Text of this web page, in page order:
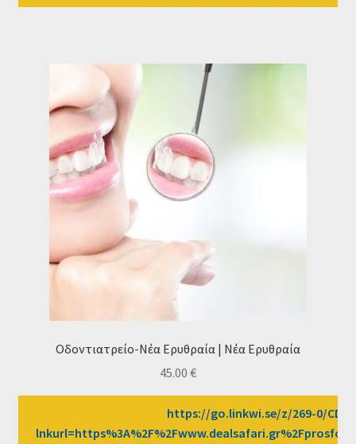
Οδοντιατρείο-Νέα Ερυθραία | Νέα Ερυθραία
45.00 €
https://go.linkwi.se/z/269-0/